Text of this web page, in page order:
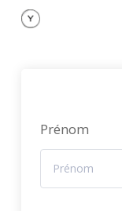
Skip
Prénom